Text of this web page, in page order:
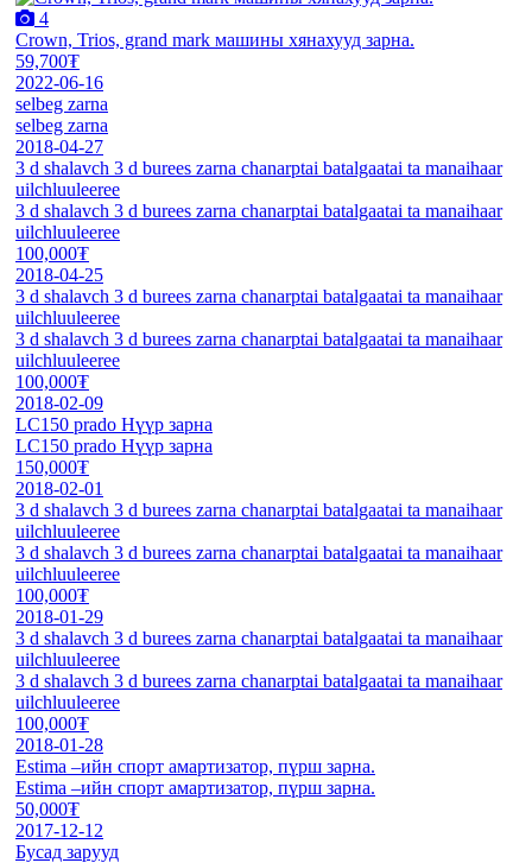
4
Crown, Trios, grand mark машины хянахууд зарна.
59,700₮
2022-06-16
selbeg zarna
selbeg zarna
2018-04-27
3 d shalavch 3 d burees zarna chanarptai batalgaatai ta manaihaar
uilchluuleeree
3 d shalavch 3 d burees zarna chanarptai batalgaatai ta manaihaar
uilchluuleeree
100,000₮
2018-04-25
3 d shalavch 3 d burees zarna chanarptai batalgaatai ta manaihaar
uilchluuleeree
3 d shalavch 3 d burees zarna chanarptai batalgaatai ta manaihaar
uilchluuleeree
100,000₮
2018-02-09
LC150 prado Нүүр зарна
LC150 prado Нүүр зарна
150,000₮
2018-02-01
3 d shalavch 3 d burees zarna chanarptai batalgaatai ta manaihaar
uilchluuleeree
3 d shalavch 3 d burees zarna chanarptai batalgaatai ta manaihaar
uilchluuleeree
100,000₮
2018-01-29
3 d shalavch 3 d burees zarna chanarptai batalgaatai ta manaihaar
uilchluuleeree
3 d shalavch 3 d burees zarna chanarptai batalgaatai ta manaihaar
uilchluuleeree
100,000₮
2018-01-28
Estima –ийн спорт амартизатор, пүрш зарна.
Estima –ийн спорт амартизатор, пүрш зарна.
50,000₮
2017-12-12
Бусад зарууд